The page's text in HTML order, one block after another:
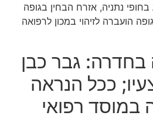
נתניה, אזרח הבחין בגופה
הועברה לזיהוי במכון לרפואה
בחדרה: גבר כבן
ככל הנראה
רפואי